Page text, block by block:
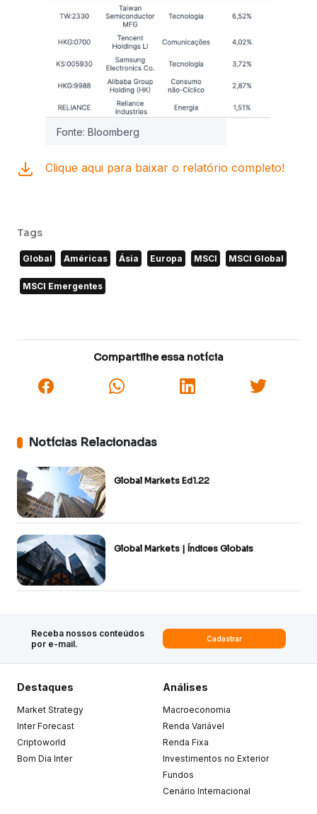
Fonte: Bloomberg
Clique aqui para baixar o relatório completo!
Tags
Global Américas Ásia Europa MSCI MSCI Global
MSCI Emergentes
Compartilhe essa notícia
Notícias Relacionadas
Global Markets Ed1.22
Global Markets | Índices Globais
Receba nossos conteúdos
por e-mail.
Cadastrar
Destaques
Market Strategy
Inter Forecast
Criptoworld
Bom Dia Inter
Análises
Macroeconomia
Renda Variável
Renda Fixa
Investimentos no Exterior
Fundos
Cenário Internacional